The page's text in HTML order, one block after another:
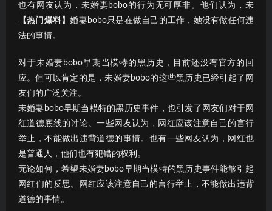
也有网友认为，未婚妻bobo的行为无可厚非。他们认为，未
【热门爆料】婚妻bobo只是在做自己的工作，她没有做任何违
法的事情。
对于未婚妻bobo早期当模特的黑历史，目前还没有官方的回
应。但可以肯定的是，未婚妻bobo的这些黑历史已经引起了网
友们的广泛关注。
未婚妻bobo早期当模特的黑历史事件，也引发了网友们对于网
红道德底线的讨论。一些网友认为，网红应该注意自己的言行
举止，不能做出违背道德的事情。也有一些网友认为，网红也
是普通人，他们也有犯错的权利。
无论如何，希望未婚妻bobo早期当模特的黑历史事件能够引起
网红们的反思。网红应该注意自己的言行举止，不能做出违背
道德的事情。